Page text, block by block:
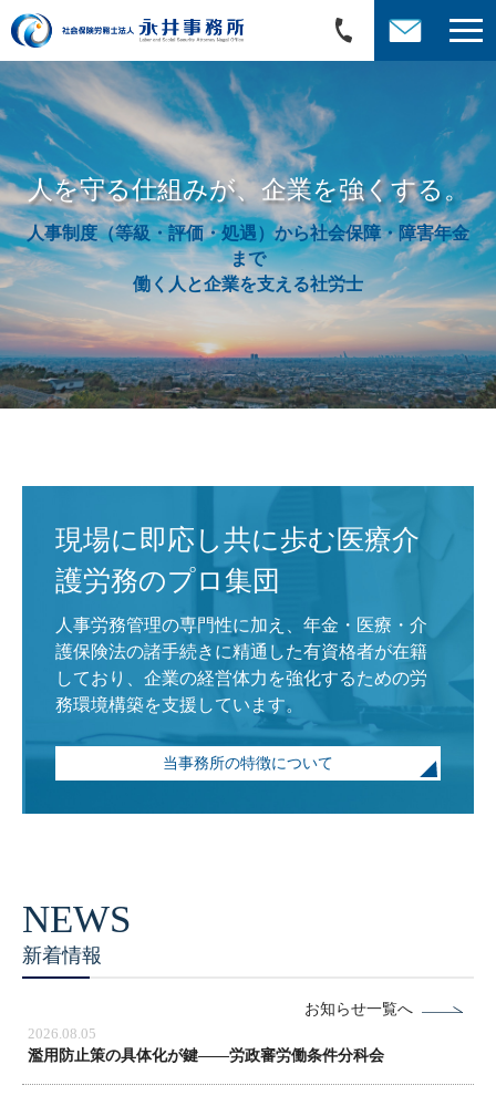
人を守る仕組みが、企業を強くする。
人事制度（等級・評価・処遇）から社会保障・障害年金
まで
働く人と企業を支える社労士
現場に即応し共に歩む医療介
護労務のプロ集団
人事労務管理の専門性に加え、年金・医療・介
護保険法の諸手続きに精通した有資格者が在籍
しており、企業の経営体力を強化するための労
務環境構築を支援しています。
当事務所の特徴について
新着情報
お知らせ一覧へ
2026.08.05
濫用防止策の具体化が鍵――労政審労働条件分科会